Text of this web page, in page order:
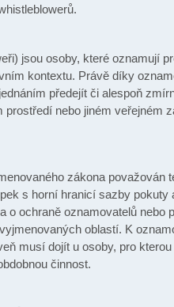
jsou osoby, které oznamují
kontextu. Právě díky
předejít či alespoň
nebo jiném veřejném
zákona považován
s horní hranicí sazby pokuty
o ochraně oznamovatelů nebo
oblastí. K
musí dojít u osoby, pro
činnost.